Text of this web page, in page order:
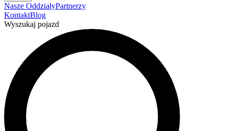
Nasze OddziałyPartnerzy
KontaktBlog
Wyszukaj pojazd